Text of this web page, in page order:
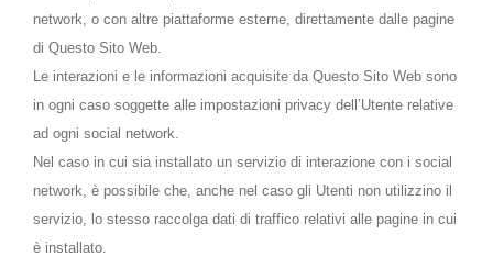
network, o con altre piattaforme esterne, direttamente dalle pagine
di Questo Sito Web.
Le interazioni e le informazioni acquisite da Questo Sito Web sono
in ogni caso soggette alle impostazioni privacy dell’Utente relative
ad ogni social network.
Nel caso in cui sia installato un servizio di interazione con i social
network, è possibile che, anche nel caso gli Utenti non utilizzino il
servizio, lo stesso raccolga dati di traffico relativi alle pagine in cui
è installato.